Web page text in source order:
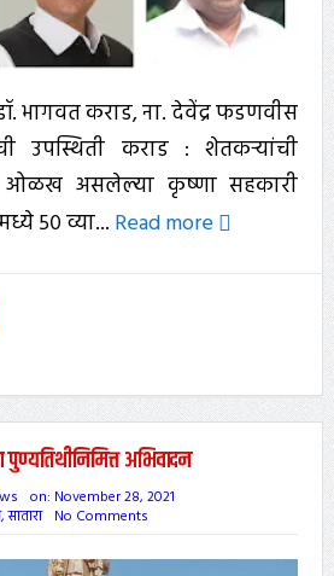
डॉ. भागवत कराड, ना. देवेंद्र फडणवीस
उपस्थिती कराड : शेतकऱ्यांची
असलेल्या कृष्णा सहकारी
५० व्या... Read more
पुण्यतिथीनिमित्त अभिवादन
on: November 28, 2021
,सातारा No Comments